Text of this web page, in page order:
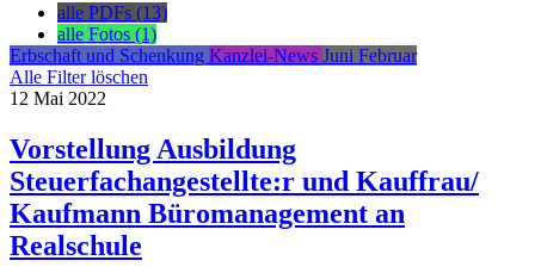
alle PDFs (13)
alle Fotos (1)
Erbschaft und Schenkung Kanzlei-News Juni Februar
Alle Filter löschen
12 Mai 2022
Vorstellung Ausbildung
Steuerfachangestellte:r und Kauffrau/
Kaufmann Büromanagement an
Realschule